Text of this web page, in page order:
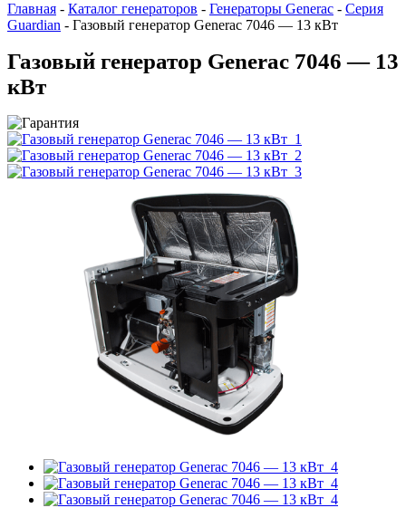
Главная - Каталог генераторов - Генераторы Generac - Серия
Guardian - Газовый генератор Generac 7046 — 13 кВт
Газовый генератор Generac 7046 — 13
кВт